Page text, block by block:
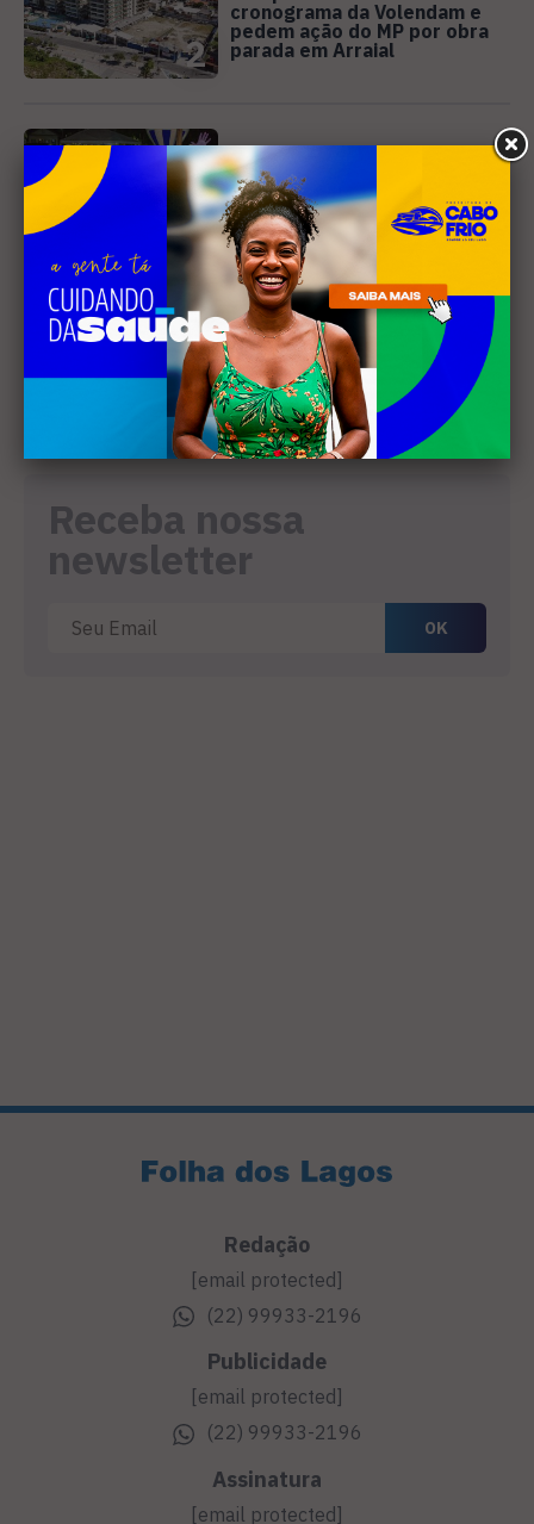
2
cronograma da Volendam e
pedem ação do MP por obra
parada em Arraial
3
EVENTOS
Cabo Frio recebe 20ª edição
do Diveneta Moto Fest neste
fim de semana
4
MÚSICA
Banda cabo-friense
Spectrummm apresenta
músicas inéditas no Diveneta
Moto Fest neste sábado (8)
Receba nossa
newsletter
Redação
[email protected]
(22) 99933-2196
Publicidade
[email protected]
(22) 99933-2196
Assinatura
[email protected]